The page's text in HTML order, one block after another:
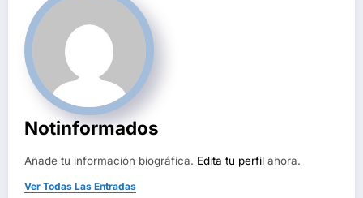
Notinformados
Añade tu información biográfica. Edita tu perfil ahora.
Ver Todas Las Entradas